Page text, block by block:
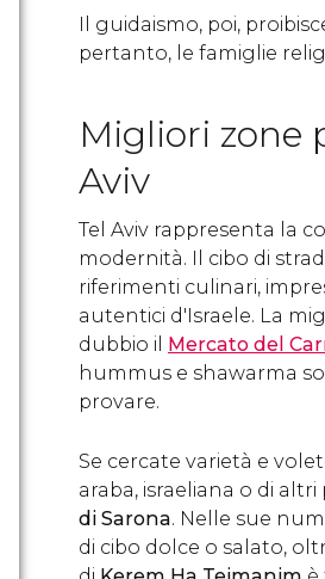
Il guidaismo, poi,
pertanto, le famiglie
Migliori zone
Aviv
Tel Aviv rappresenta la
modernità. Il cibo di
riferimenti culinari,
autentici d'Israele. La
dubbio il Mercato del
hummus e shawarma
provare.
Se cercate varietà e
araba, israeliana o di altri
di Sarona. Nelle sue
di cibo dolce o salato,